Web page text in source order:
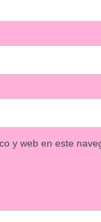
y web en este